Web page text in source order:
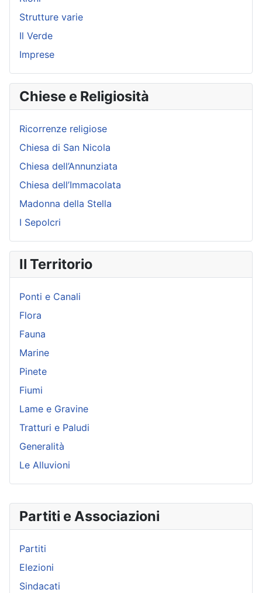
Partiti e Associazioni
Partiti
Elezioni
Sindacati
Strutture varie
Il Verde
Imprese
Chiese e Religiosità
Ricorrenze religiose
Chiesa di San Nicola
Chiesa dell’Annunziata
Chiesa dell’Immacolata
Madonna della Stella
I Sepolcri
Il Territorio
Ponti e Canali
Flora
Fauna
Marine
Pinete
Fiumi
Lame e Gravine
Tratturi e Paludi
Generalità
Le Alluvioni